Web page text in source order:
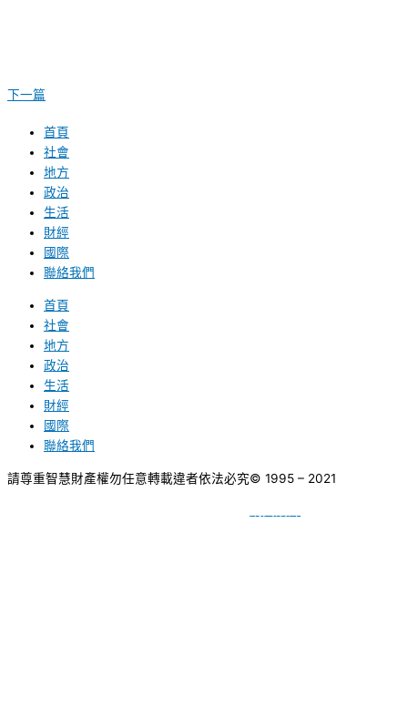
下一篇
首頁
社會
地方
政治
生活
財經
國際
聯絡我們
首頁
社會
地方
政治
生活
財經
國際
聯絡我們
請尊重智慧財產權勿任意轉載違者依法必究© 1995 – 2021